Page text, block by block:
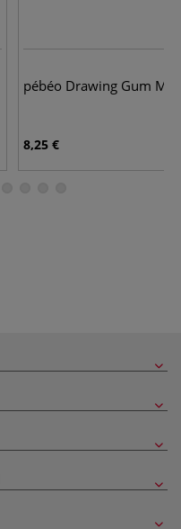
pébéo Drawing Gum
8,25 €